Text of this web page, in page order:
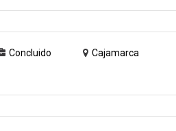
Concluido Cajamarca